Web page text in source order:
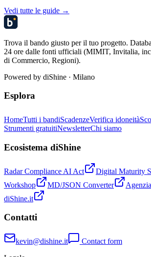
Vedi tutte le guide →
Trova il bando giusto per il tuo progetto.
24 ore dalle fonti ufficiali (MIMIT, Invitalia,
di Commercio, Regioni).
Powered by diShine · Milano
Esplora
HomeTutti i bandiScadenzeVerifica idoneità
Strumenti gratuitiNewsletterChi siamo
Ecosistema diShine
Radar Compliance AI Act Digital Maturity
Workshop
MD/JSON Converter
diShine.it
Contatti
kevin@dishine.it
Contact form